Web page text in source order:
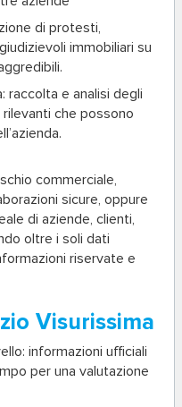
di protesti,
immobiliari su
: raccolta e analisi degli
che possono
commerciale,
sicure, oppure
di aziende, clienti,
oltre i soli dati
riservate e
Visurissima
: informazioni ufficiali
per una valutazione